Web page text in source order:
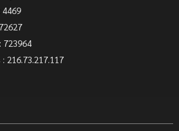
723964
216.73.217.117